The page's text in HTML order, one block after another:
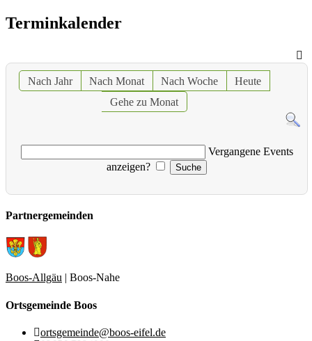
Terminkalender
Nach Jahr Nach Monat Nach Woche
Heute
Gehe zu Monat
Vergangene Events
anzeigen?
Partnergemeinden
Boos-Allgäu | Boos-Nahe
Ortsgemeinde Boos
ortsgemeinde@boos-eifel.de